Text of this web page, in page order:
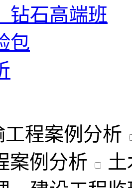
钻石高端班
包
工程案例分析
案例分析